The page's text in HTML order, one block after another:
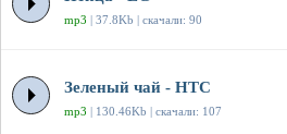
mp3 | 37.8Kb | скачали: 90
Зеленый чай - HTC
mp3 | 130.46Kb | скачали: 107